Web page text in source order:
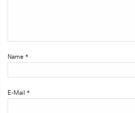
Name *
E-Mail *